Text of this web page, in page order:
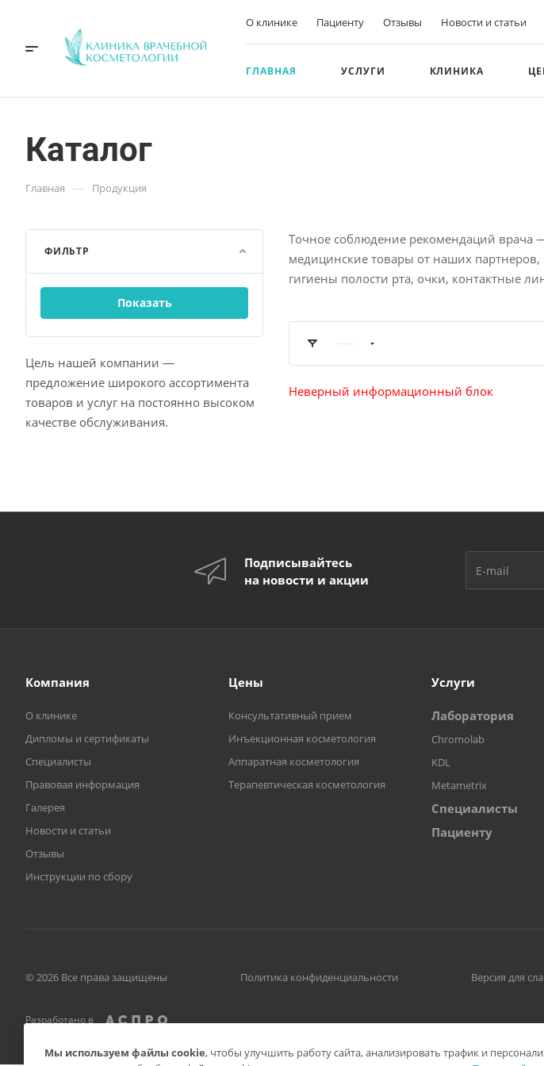
О клинике Пациенту Отзывы Новости и статьи
ГЛАВНАЯ УСЛУГИ КЛИНИКА
Каталог
Главная — Продукция
Точное соблюдение рекомендаций врача
медицинские товары от наших
гигиены полости рта, очки, контактные
Неверный информационный блок
ФИЛЬТР
Цель нашей компании —
предложение широкого ассортимента
товаров и услуг на постоянно высоком
качестве обслуживания.
Подписывайтесь
на новости и акции
Компания
О клинике
Дипломы и сертификаты
Специалисты
Правовая информация
Галерея
Новости и статьи
Отзывы
Инструкции по сбору
Цены
Консультативный прием
Инъекционная косметология
Аппаратная косметология
Терапевтическая косметология
Услуги
Лаборатория
Сhromolab
KDL
Metametrix
Специалисты
Пациенту
© 2026 Все права защищены Политика конфиденциальности Версия для
Разработано в
Мы используем файлы cookie, чтобы улучшить работу сайта, анализировать трафик и